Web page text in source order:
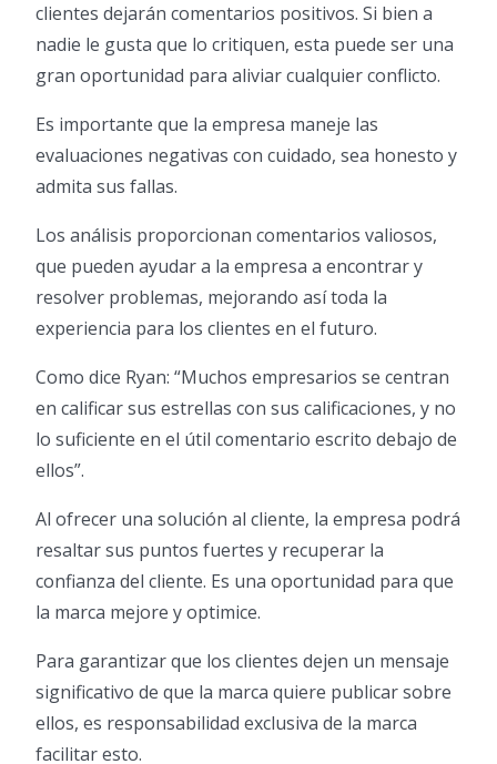
clientes dejarán comentarios positivos. Si bien a
nadie le gusta que lo critiquen, esta puede ser una
gran oportunidad para aliviar cualquier conflicto.
Es importante que la empresa maneje las
evaluaciones negativas con cuidado, sea honesto y
admita sus fallas.
Los análisis proporcionan comentarios valiosos,
que pueden ayudar a la empresa a encontrar y
resolver problemas, mejorando así toda la
experiencia para los clientes en el futuro.
Como dice Ryan: “Muchos empresarios se centran
en calificar sus estrellas con sus calificaciones, y no
lo suficiente en el útil comentario escrito debajo de
ellos”.
Al ofrecer una solución al cliente, la empresa podrá
resaltar sus puntos fuertes y recuperar la
confianza del cliente. Es una oportunidad para que
la marca mejore y optimice.
Para garantizar que los clientes dejen un mensaje
significativo de que la marca quiere publicar sobre
ellos, es responsabilidad exclusiva de la marca
facilitar esto.